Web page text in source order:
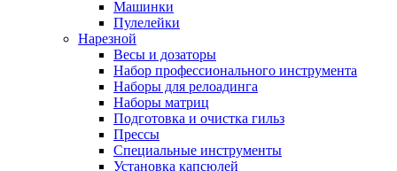
Машинки
Пулелейки
Нарезной
Весы и дозаторы
Набор профессионального инструмента
Наборы для релоадинга
Наборы матриц
Подготовка и очистка гильз
Прессы
Специальные инструменты
Установка капсюлей